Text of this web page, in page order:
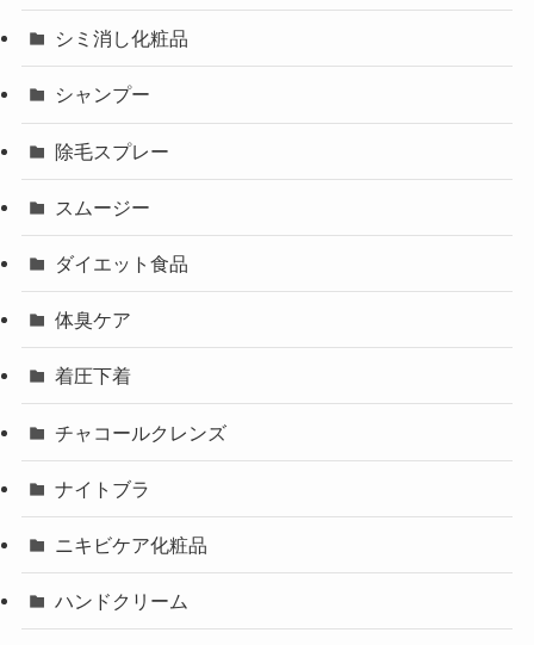
シミ消し化粧品
シャンプー
除毛スプレー
スムージー
ダイエット食品
体臭ケア
着圧下着
チャコールクレンズ
ナイトブラ
ニキビケア化粧品
ハンドクリーム